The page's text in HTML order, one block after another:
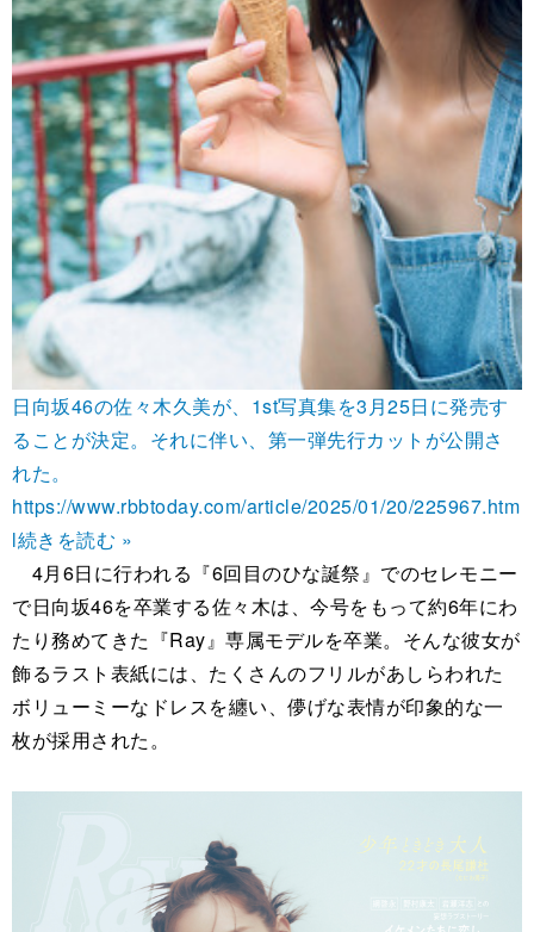
日向坂46の佐々木久美が、1st写真集を3月25日に発売す
ることが決定。それに伴い、第一弾先行カットが公開さ
れた。
https://www.rbbtoday.com/article/2025/01/20/225967.htm
l続きを読む »
4月6日に行われる『6回目のひな誕祭』でのセレモニー
で日向坂46を卒業する佐々木は、今号をもって約6年にわ
たり務めてきた『Ray』専属モデルを卒業。そんな彼女が
飾るラスト表紙には、たくさんのフリルがあしらわれた
ボリューミーなドレスを纏い、儚げな表情が印象的な一
枚が採用された。